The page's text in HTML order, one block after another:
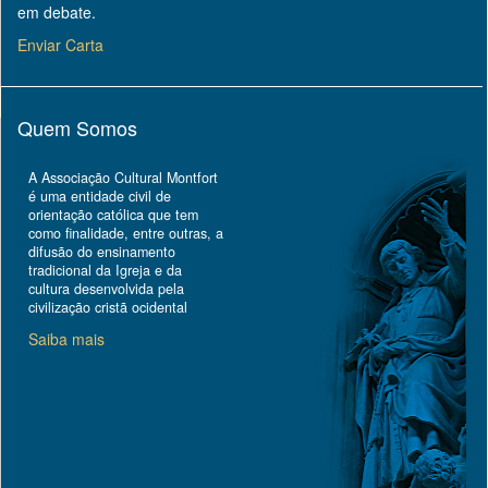
em debate.
Enviar Carta
Quem Somos
A Associação Cultural Montfort
é uma entidade civil de
orientação católica que tem
como finalidade, entre outras, a
difusão do ensinamento
tradicional da Igreja e da
cultura desenvolvida pela
civilização cristã ocidental
Saiba mais